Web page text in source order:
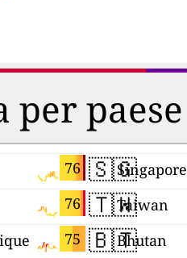
paese
76
76
75
🇸🇬Singapore
🇹🇼Taiwan
🇧🇹Bhutan